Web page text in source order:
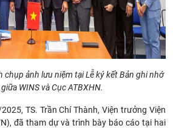
chụp ảnh lưu niệm tại Lễ ký kết Bản ghi nhớ
WINS và Cục ATBXHN.
TS. Trần Chí Thành, Viện trưởng Viện
đã tham dự và trình bày báo cáo tại hai